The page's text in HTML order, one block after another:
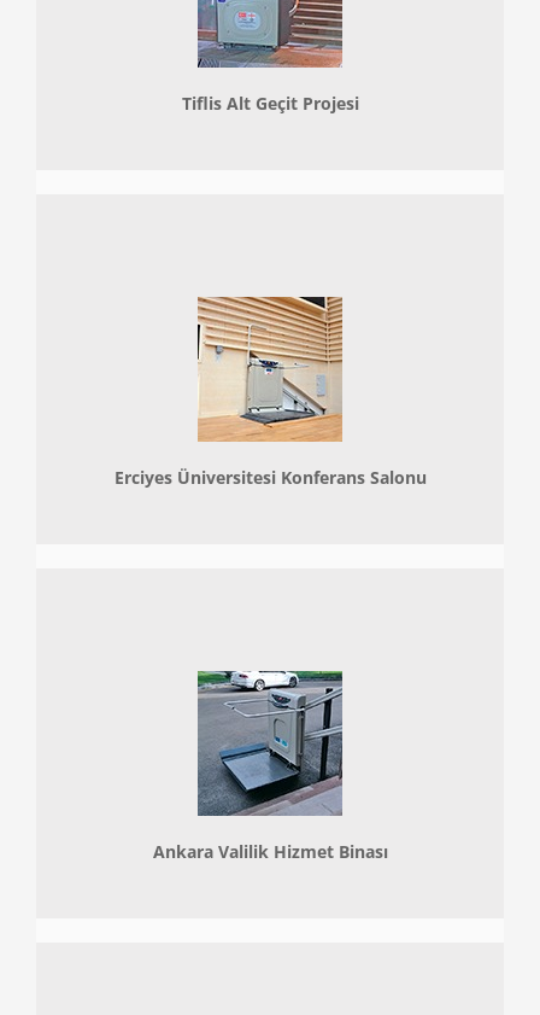
Tiflis Alt Geçit Projesi
Erciyes Üniversitesi Konferans Salonu
Ankara Valilik Hizmet Binası